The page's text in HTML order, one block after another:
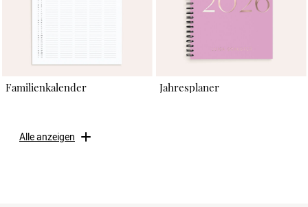
Familienkalender Jahresplaner
Alle anzeigen